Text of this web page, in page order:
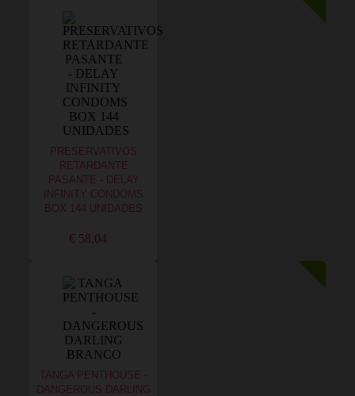
PRESERVATIVOS
RETARDANTE
PASANTE - DELAY
INFINITY CONDOMS
BOX 144 UNIDADES
€ 58,04
TANGA PENTHOUSE -
DANGEROUS DARLING